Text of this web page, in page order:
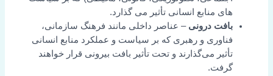
های منابع انسانی تأثیر می گذارد.
بافت درونی – عناصر داخلی مانند فرهنگ سازمانی،
فناوری و رهبری که بر سیاست و عملکرد منابع انسانی
تأثیر می‌گذارند و تحت تأثیر بافت بیرونی قرار خواهند
گرفت.